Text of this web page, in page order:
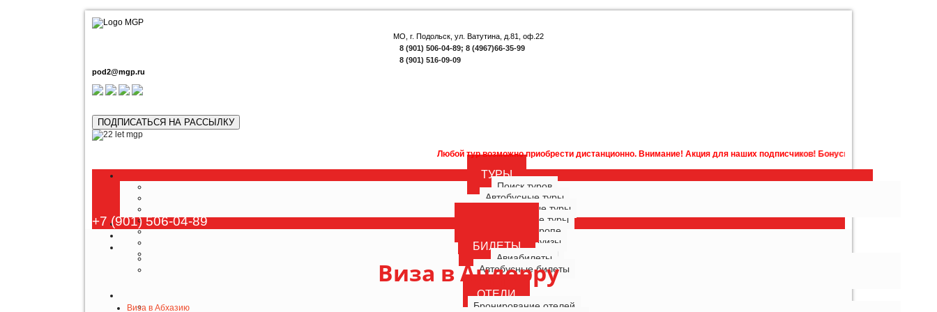
МО, г. Подольск, ул. Ватутина, д.81, оф.22
8 (901) 506-04-89; 8 (4967)66-35-99
8 (901) 516-09-09
pod2@mgp.ru
ПОДПИСАТЬСЯ НА РАССЫЛКУ
Любой тур возможно приобрести дистанционно. Внимание! Акция для наших подписчиков! Бонусная карта с бонусами на счету в
ТУРЫ
Поиск туров
Автобусные туры
Многодневные туры
Однодневные туры
Туры по Европе
Морские круизы
Речные круизы
БИЛЕТЫ
Авиабилеты
Автобусные билеты
ОТЕЛИ
Бронирование отелей
+7 (901) 506-04-89
Виза в Андорру
Виза в Абхазию